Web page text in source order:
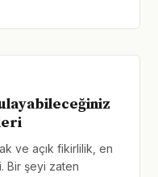
ve açık fikirlilik, en
Bir şeyi zaten